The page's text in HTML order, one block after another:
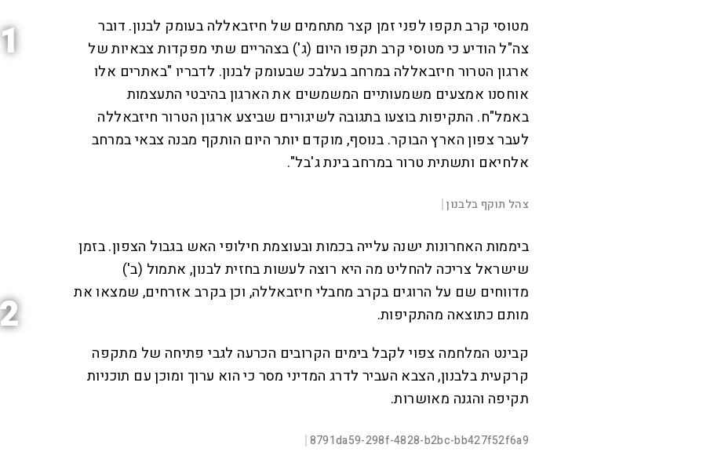
מטוסי קרב תקפו לפני זמן קצר מתחמים של חיזבאללה בעומק לבנון. דובר
צה"ל הודיע כי מטוסי קרב תקפו היום (ג') בצהריים שתי מפקדות צבאיות של
ארגון הטרור חיזבאללה במרחב בעלבכ שבעומק לבנון. לדבריו "באתרים אלו
אוחסנו אמצעים משמעותיים המשמשים את הארגון בהיבטי התעצמות
באמל"ח. התקיפות בוצעו בתגובה לשיגורים שביצע ארגון הטרור חיזבאללה
לעבר צפון הארץ הבוקר. בנוסף, מוקדם יותר היום הותקף מבנה צבאי במרחב
אלחיאם ותשתית טרור במרחב בינת ג'בל".
a
y
d
e
.
%
s
n
r
a
t
צהל תוקף בלבנון
ביממות האחרונות ישנה עלייה בכמות ובעוצמת חילופי האש בגבול הצפון. בזמן
שישראל צריכה להחליט מה היא רוצה לעשות בחזית לבנון, אתמול (ב')
מדווחים שם על הרוגים בקרב מחבלי חיזבאללה, וכן בקרב אזרחים, שמצאו את
מותם כתוצאה מהתקיפות.
קבינט המלחמה צפוי לקבל בימים הקרובים הכרעה לגבי פתיחה של מתקפה
קרקעית בלבנון, הצבא העביר לדרג המדיני מסר כי הוא ערוך ומוכן עם תוכניות
תקיפה והגנה מאושרות.
d
e
8791da59-298f-4828-b2bc-bb427f52f6a9
1
2